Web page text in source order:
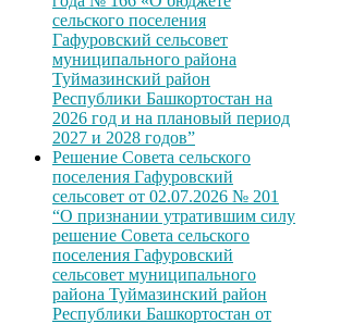
сельского поселения
Гафуровский сельсовет
муниципального района
Туймазинский район
Республики Башкортостан на
2026 год и на плановый период
2027 и 2028 годов”
Решение Совета сельского
поселения Гафуровский
сельсовет от 02.07.2026 № 201
“О признании утратившим силу
решение Совета сельского
поселения Гафуровский
сельсовет муниципального
района Туймазинский район
Республики Башкортостан от